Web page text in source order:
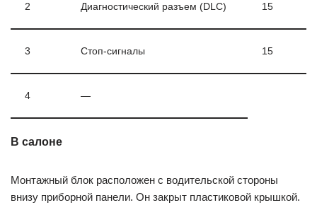
2 Диагностический разъем (DLC) 15
3 Стоп-сигналы 15
4 —
В салоне
Монтажный блок расположен с водительской стороны
внизу приборной панели. Он закрыт пластиковой крышкой.